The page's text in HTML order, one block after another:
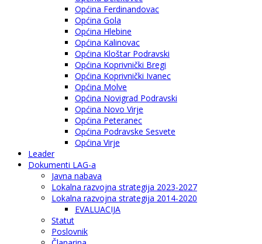
Općina Ferdinandovac
Općina Gola
Općina Hlebine
Općina Kalinovac
Općina Kloštar Podravski
Općina Koprivnički Bregi
Općina Koprivnički Ivanec
Općina Molve
Općina Novigrad Podravski
Općina Novo Virje
Općina Peteranec
Općina Podravske Sesvete
Općina Virje
Leader
Dokumenti LAG-a
Javna nabava
Lokalna razvojna strategija 2023-2027
Lokalna razvojna strategija 2014-2020
EVALUACIJA
Statut
Poslovnik